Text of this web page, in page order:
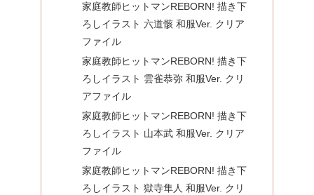
家庭教師ヒットマンREBORN! 描き下
ろしイラスト 六道骸 和服Ver. クリア
ファイル
家庭教師ヒットマンREBORN! 描き下
ろしイラスト 雲雀恭弥 和服Ver. クリ
アファイル
家庭教師ヒットマンREBORN! 描き下
ろしイラスト 山本武 和服Ver. クリア
ファイル
家庭教師ヒットマンREBORN! 描き下
ろしイラスト 獄寺隼人 和服Ver. クリ